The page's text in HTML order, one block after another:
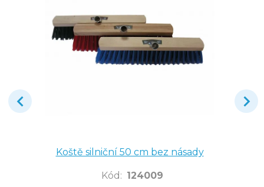
Koště silniční 50 cm bez násady
Kód : 124009